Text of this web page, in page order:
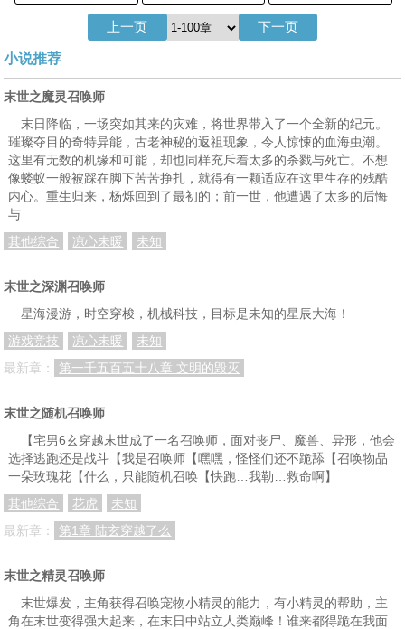
第二十八章 分成，组队，出发 第二十九章 血腥长廊
第三十七章 目标完成，异变突生 第三十八章 最棘手的敌人 第三十九章 王族晶核，爆爆爆！
第四十章 黑暗召唤！ 第四十一章 咔！艺术就是爆炸！ 第四十二章 容嬷嬷表示也要参战
第四十三章 鬼泣火牛…心脏停止 第一章 人性开始丑恶 第二章 善与恶…希望的复苏
第六章 恭喜恭喜
第十二章 睚眦之仇当溅血以还！ 第十三章 进化的前兆
第十五章 南海武校…暂时的同行
第二十四章 跪下受死吧 第二十五章 李半月…火焰鸦来袭 第二十六章 恸哭的安宁小区
第二十七章 片翼天使…新的召唤兽 第二十八章 第二分身…巫女之箭！
第三十章 虚空墨镜…情商低下
第三十九章 得到与…失去！ 第四十章 最后的麈战…笑如夏花 第四十一章 新的契约…大获丰收
上一页 下一页
小说推荐
末世之魔灵召唤师
末日降临，一场突如其来的灾难，将世界带入了一个全新的纪元。
璀璨夺目的奇特异能，古老神秘的返祖现象，令人惊悚的血海虫潮。
这里有无数的机缘和可能，却也同样充斥着太多的杀戮与死亡。不想
像蝼蚁一般被踩在脚下苦苦挣扎，就得有一颗适应在这里生存的残酷
内心。重生归来，杨烁回到了最初的；前一世，他遭遇了太多的后悔
与
其他综合
凉心未暖 未知
末世之深渊召唤师
星海漫游，时空穿梭，机械科技，目标是未知的星辰大海！
游戏竞技
凉心未暖
未知
最新章：
第一千五百五十八章 文明的毁灭
末世之随机召唤师
【宅男6玄穿越末世成了一名召唤师，面对丧尸、魔兽、异形，他会
选择逃跑还是战斗【我是召唤师【嘿嘿，怪怪们还不跪舔【召唤物品
一朵玫瑰花【什么，只能随机召唤【快跑…我勒…救命啊】
其他综合
花虎
未知
最新章：
第1章 陆玄穿越了么
末世之精灵召唤师
末世爆发，主角获得召唤宠物小精灵的能力，有小精灵的帮助，主
角在末世变得强大起来，在末日中站立人类巅峰！谁来都得跪在我面